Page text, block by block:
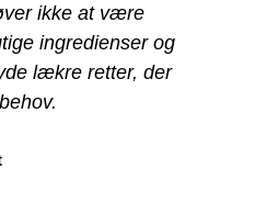
ikke at være
ingredienser og
lækre retter, der